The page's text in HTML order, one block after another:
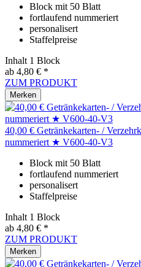
Block mit 50 Blatt
fortlaufend nummeriert
personalisert
Staffelpreise
Inhalt 1 Block
ab 4,80 € *
ZUM PRODUKT
Merken
40,00 € Getränkekarten- /
nummeriert ★ V600-40-V3
Block mit 50 Blatt
fortlaufend nummeriert
personalisert
Staffelpreise
Inhalt 1 Block
ab 4,80 € *
ZUM PRODUKT
Merken